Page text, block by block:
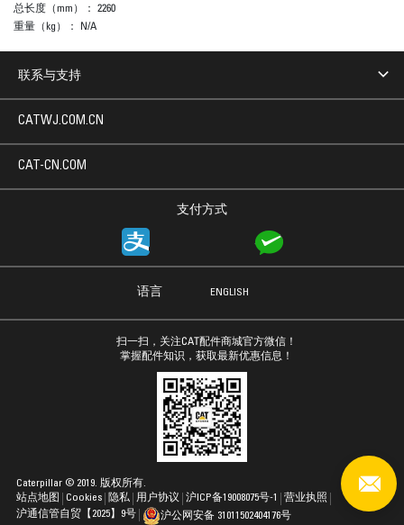
总长度（mm）： 2260
重量（kg）： N/A
联系与支持
支付方式
CATWJ.COM.CN
CAT-CN.COM
语言 ENGLISH
扫一扫，关注CAT配件商城官方微信！
掌握配件知识，获取最新优惠信息！
站点地图 Cookies 隐私 用户协议
Caterpillar © 2019. 版权所有.
沪ICP备19008075号-1
营业执照
沪通信管自贸【2025】9号
沪公网安备 31011502404176号